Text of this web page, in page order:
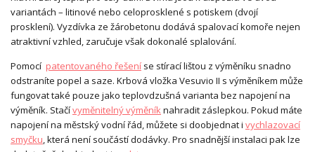
variantách – litinové nebo celoprosklené s potiskem (dvojí
prosklení). Vyzdívka ze žárobetonu dodává spalovací komoře nejen
atraktivní vzhled, zaručuje však dokonalé splalování.
Pomocí patentovaného řešení se stírací lištou z výměníku snadno
odstraníte popel a saze. Krbová vložka Vesuvio II s výměníkem může
fungovat také pouze jako teplovdzušná varianta bez napojení na
výměník. Stačívyměnitelný výměníknahradit záslepkou. Pokud máte
napojení na městský vodní řád, můžete si doobjednat i vychlazovací
smyčku, která není součástí dodávky. Pro snadnější instalaci pak lze